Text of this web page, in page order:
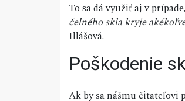
To sa dá využiť aj v
čelného skla kryje
Illášová.
Poškodenie
Ak by sa nášmu čitateľovi